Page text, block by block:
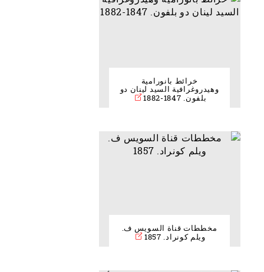
خرائط بانورامية
وهيدروغرافية السيد لينان دو
بلفون. 1847-1882
مخططات قناة السويس ف.
ويلم كونراد. 1857